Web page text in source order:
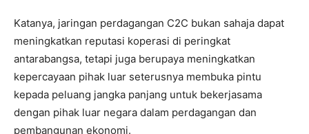
Katanya, jaringan perdagangan C2C bukan sahaja dapat
meningkatkan reputasi koperasi di peringkat
antarabangsa, tetapi juga berupaya meningkatkan
kepercayaan pihak luar seterusnya membuka pintu
kepada peluang jangka panjang untuk bekerjasama
dengan pihak luar negara dalam perdagangan dan
pembangunan ekonomi.